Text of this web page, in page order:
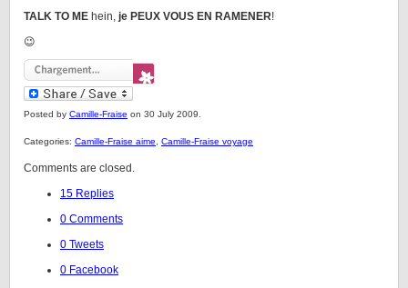
TALK TO ME hein, je PEUX VOUS EN RAMENER!
😉
Posted by Camille-Fraise on 30 July 2009.
Categories: Camille-Fraise aime Camille-Fraise voyage
Comments are closed.
15 Replies
0 Comments
0 Tweets
0 Facebook